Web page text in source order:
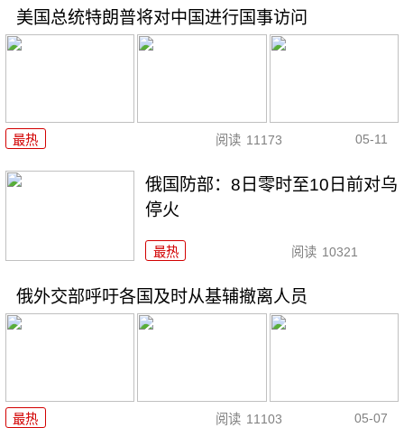
美国总统特朗普将对中国进行国事访问
最热 阅读 11173 05-11
俄国防部：8日零时至10日前对乌
停火
最热 阅读 10321
俄外交部呼吁各国及时从基辅撤离人员
最热 阅读 11103 05-07